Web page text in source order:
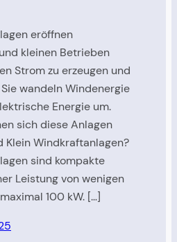
eröffnen
kleinen Betrieben
Strom zu erzeugen und
wandeln Windenergie
Energie um.
sich diese Anlagen
Klein Windkraftanlagen?
sind kompakte
Leistung von wenigen
100 kW. […]